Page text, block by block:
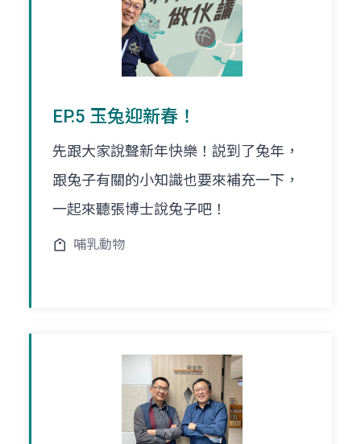
EP.5 玉兔迎新春！
先跟大家說聲新年快樂！説到了兔年，
跟兔子有關的小知識也要來補充一下，
一起來聽張博士說兔子吧！
哺乳動物